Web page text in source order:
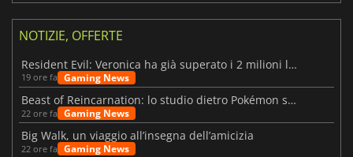
NOTIZIE, OFFERTE
Resident Evil: Veronica ha già superato i 2 milioni liste dei desideri
19 ore fa Gaming News
Beast of Reincarnation: lo studio dietro Pokémon su una nuova strada
22 ore fa Gaming News
Big Walk, un viaggio all’insegna dell’amicizia
22 ore fa Gaming News